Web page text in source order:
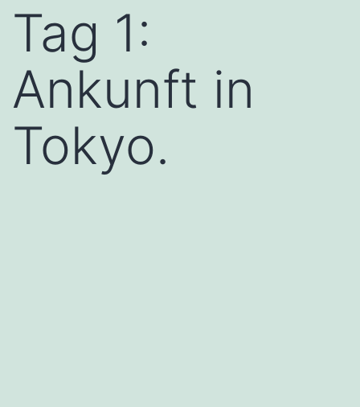
Tag 1:
Ankunft in
Tokyo.